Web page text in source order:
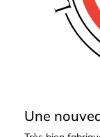
Une